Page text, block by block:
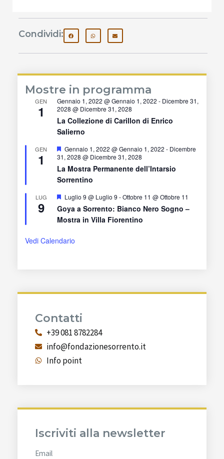
Condividi:
Mostre in programma
GEN
1
Gennaio 1, 2022 @ Gennaio 1, 2022 - Dicembre 31,
2028 @ Dicembre 31, 2028
La Collezione di Carillon di Enrico
Salierno
GEN
1
Segnalati
Gennaio 1, 2022 @ Gennaio 1, 2022 - Dicembre
31, 2028 @ Dicembre 31, 2028
La Mostra Permanente dell’Intarsio
Sorrentino
LUG
9
Segnalati
Luglio 9 @ Luglio 9 -Ottobre 11 @ Ottobre 11
Goya a Sorrento: Bianco Nero Sogno –
Mostra in Villa Fiorentino
Vedi Calendario
Contatti
+39 081 8782284
info@fondazionesorrento.it
Info point
Iscriviti alla newsletter
Email